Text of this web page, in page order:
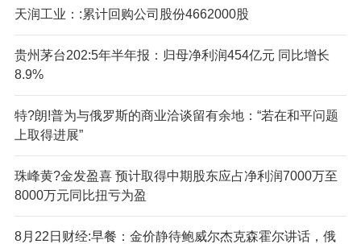
天润工业：:累计回购公司股份4662000股
贵州茅台202:5年半年报：归母净利润454亿元 同比增长
8.9%
特?朗!普为与俄罗斯的商业洽谈留有余地：“若在和平问题
上取得进展”
珠峰黄?金发盈喜 预计取得中期股东应占净利润7000万至
8000万元同比扭亏为盈
8月22日财经:早餐：金价静待鲍威尔杰克森霍尔讲话，俄